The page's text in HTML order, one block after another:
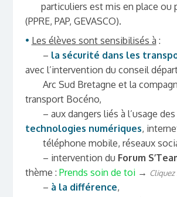
particuliers est mis en place ou
(PPRE, PAP, GEVASCO).
• Les élèves sont sensibilisés à :
– la sécurité dans les
avec l’intervention du conseil
Arc Sud Bretagne et la
transport Bocéno,
– aux dangers liés à l’usage
technologies numériques,
téléphone mobile, réseaux
– intervention du Forum
thème : Prends soin de toi→ Cliquez
– à la différence,